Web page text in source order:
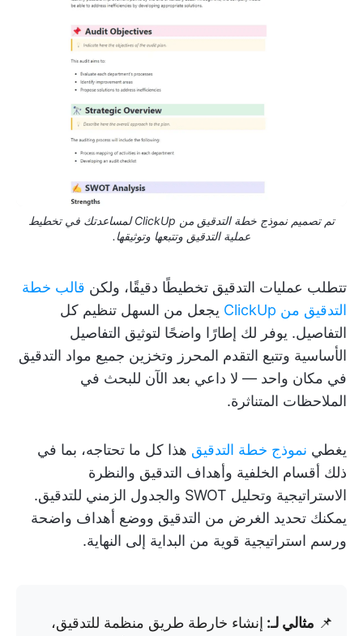
تم تصميم نموذج خطة التدقيق من ClickUp لمساعدتك في تخطيط
عملية التدقيق وتتبعها وتوثيقها.
تتطلب عمليات التدقيق تخطيطًا دقيقًا، ولكن قالب خطة
التدقيق من ClickUp
يجعل من السهل تنظيم كل
التفاصيل. يوفر لك إطارًا واضحًا لتوثيق التفاصيل
الأساسية وتتبع التقدم المحرز وتخزين جميع مواد التدقيق
في مكان واحد — لا داعي بعد الآن للبحث في
الملاحظات المتناثرة.
يغطي نموذج خطة التدقيق هذا كل ما تحتاجه، بما في
ذلك أقسام الخلفية وأهداف التدقيق والنظرة
الاستراتيجية وتحليل SWOT والجدول الزمني للتدقيق.
يمكنك تحديد الغرض من التدقيق ووضع أهداف واضحة
ورسم استراتيجية قوية من البداية إلى النهاية.
📌 مثالي لـ: إنشاء خارطة طريق منظمة للتدقيق،